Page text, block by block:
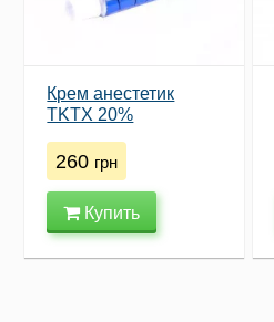
Крем анестетик
TKTX 20%
260 грн
Купить